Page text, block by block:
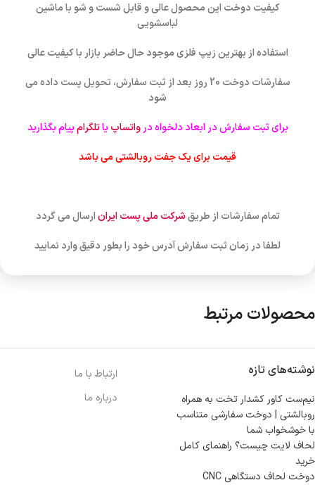
کیفیت دوخت این محصول عالی و قابل شست و شو با ماشین
لباسشویی
استفاده از بهترین زیپ فلزی موجود حال حاضر بازار با کیفیت عالی
سفارشات دوخت 20 روز بعد از ثبت سفارش، تحویل پست داده می
شود
برای ثبت سفارش در ابعاد دلخواه درواتساپ یاتلگرامپیام بگذارید
قیمت برای یک جفت روبالشتی می باشد
تمام سفارشات از طریقشرکت ملی پست ایرانارسال می گردد
لطفا در زمان ثبت سفارش آدرس خود را بطور دقیق وارد نمایید
محصولات مرتبط
نوشته‌های تازه
نیم‌ست کاور کشدار تخت به همراه
روبالشتی | دوخت سفارشی متناسب
با خوشخواب شما
لحاف لایت چیست؟ راهنمای کامل
خرید
دوخت لحاف دستگاهی CNC
ارتباط با ما
درباره ما